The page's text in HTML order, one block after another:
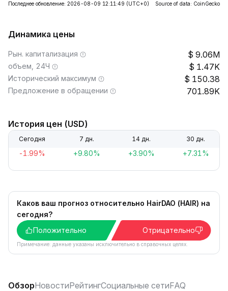
Последнее обновление: 2026-08-09 12:11:49 (UTC+0) Source of data: CoinGecko
Динамика цены
Рын. капитализация 9.06M
объем, 24Ч 1.47K
Исторический максимум 150.38
Предложение в обращении 701.89K
История цен (USD)
Сегодня 7 дн. 14 дн. 30 дн.
-1.99% +9.80% +3.90% +7.31%
Каков ваш прогноз относительно HairDAO (HAIR) на
сегодня?
Положительно
Отрицательно
Примечание: данные указаны исключительно в справочных целях.
ОбзорНовостиРейтингСоциальные сетиFAQ